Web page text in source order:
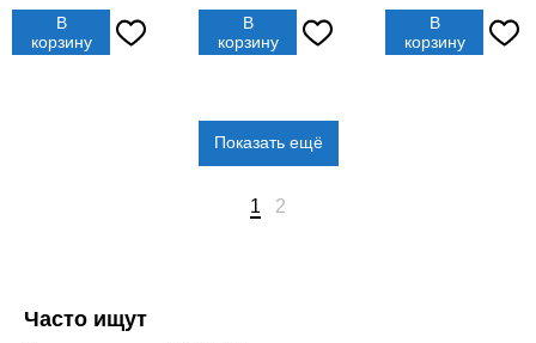
В
корзину
В
корзину
В
корзину
Показать ещё
1 2
Часто ищут